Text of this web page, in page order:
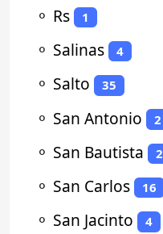
⚬ Rs 1
⚬ Salinas 4
⚬ Salto 35
⚬ San Antonio 2
⚬ San Bautista 2
⚬ San Carlos 16
⚬ San Jacinto 4